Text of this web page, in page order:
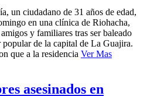
un ciudadano de 31 años de edad,
en una clínica de Riohacha,
y familiares tras ser baleado
de la capital de La Guajira.
que a la residencia Ver Mas
asesinados en